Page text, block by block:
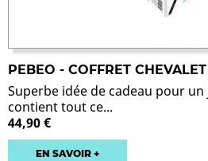
PEBEO - COFFRET
Superbe idée de cadeau pour
contient tout ce...
44,90 €
EN SAVOIR +